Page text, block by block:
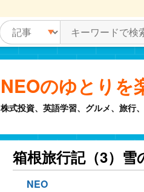
NEOのゆとりを
株式投資、英語学習、グルメ、旅行
箱根旅行記（3）雪
NEO